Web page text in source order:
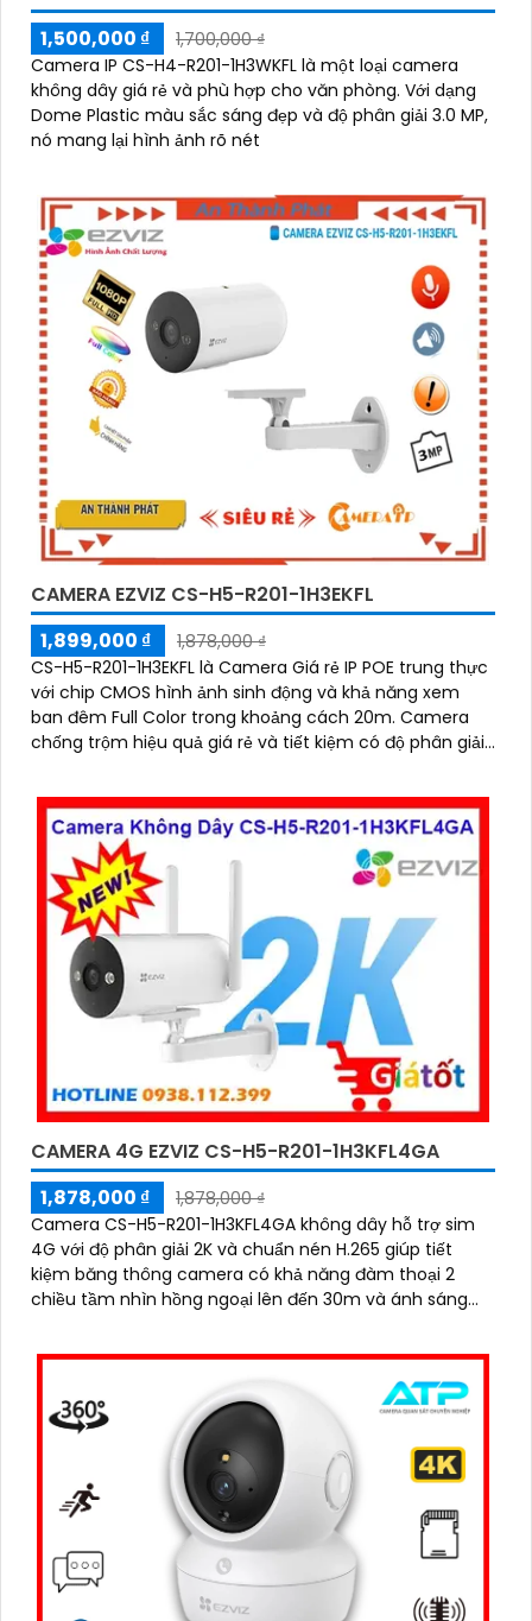
1,500,000 ₫
1,700,000 ₫
Camera IP CS-H4-R201-1H3WKFL là một loại camera
không dây giá rẻ và phù hợp cho văn phòng. Với dạng
Dome Plastic màu sắc sáng đẹp và độ phân giải 3.0 MP,
nó mang lại hình ảnh rõ nét
CAMERA EZVIZ CS-H5-R201-1H3EKFL
1,899,000 ₫
1,878,000 ₫
CS-H5-R201-1H3EKFL là Camera Giá rẻ IP POE trung thực
với chip CMOS hình ảnh sinh động và khả năng xem
ban đêm Full Color trong khoảng cách 20m. Camera
chống trộm hiệu quả giá rẻ và tiết kiệm có độ phân giải
CAMERA 4G EZVIZ CS-H5-R201-1H3KFL4GA
1,878,000 ₫
1,878,000 ₫
Camera CS-H5-R201-1H3KFL4GA không dây hỗ trợ sim
4G với độ phân giải 2K và chuẩn nén H.265 giúp tiết
kiệm băng thông camera có khả năng đàm thoại 2
chiều tầm nhìn hồng ngoại lên đến 30m và ánh sáng
IP67 camera còn tích hợp tính năng phát hiện thông
công trình kho hàng, nhà xưởng công trình